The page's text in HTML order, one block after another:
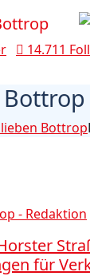
14.711
Bottrop
Bottrop
- Redaktion
für